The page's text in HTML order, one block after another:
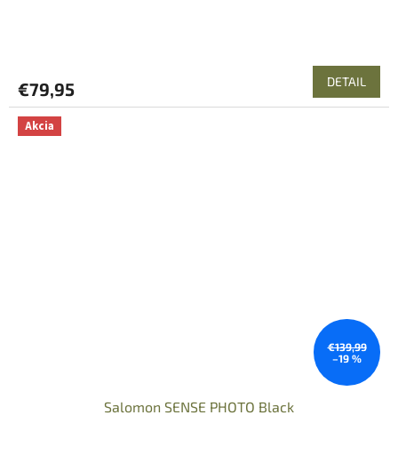
€79,95 DETAIL
Akcia
€139,99
–19 %
Salomon SENSE PHOTO Black